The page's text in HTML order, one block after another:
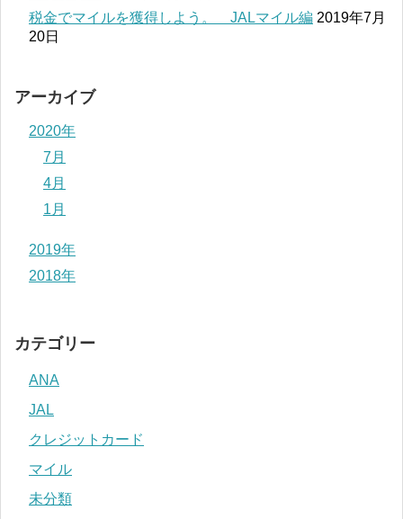
税金でマイルを獲得しよう。 JALマイル編 2019年7月
20日
アーカイブ
2020年
7月
4月
1月
2019年
2018年
カテゴリー
ANA
JAL
クレジットカード
マイル
未分類